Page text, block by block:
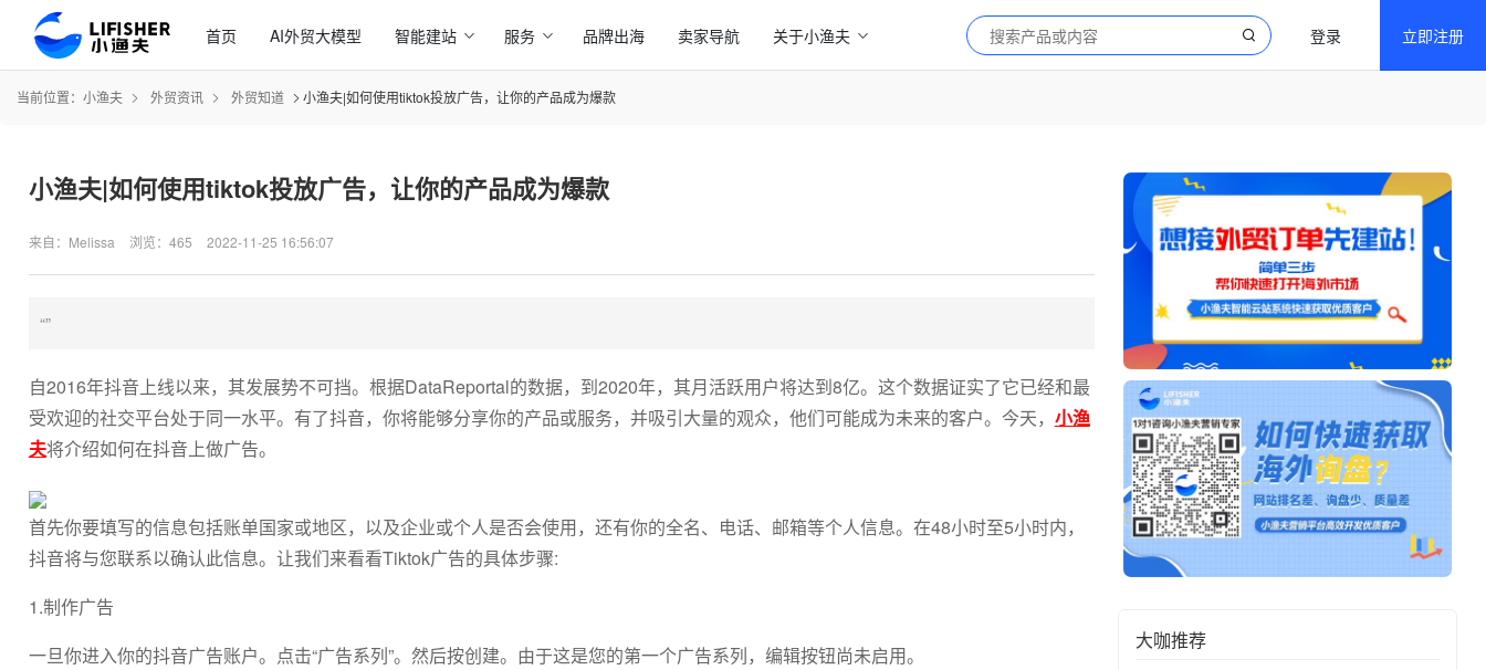
首页 AI外贸大模型 智能建站 服务 品牌出海 卖家导航 关于小渔夫 登录 立即注册
当前位置： 小渔夫 外贸资讯 外贸知道 小渔夫|如何使用tiktok投放广告，让你的产品成为爆款
小渔夫|如何使用tiktok投放广告，让你的产品成为爆款
来自：Melissa 浏览：465 2022-11-25 16:56:07
“”
自2016年抖音上线以来，其发展势不可挡。根据DataReportal的数据，到2020年，其月活跃用户将达到8亿。这个数据证实了它已经和最
受欢迎的社交平台处于同一水平。有了抖音，你将能够分享你的产品或服务，并吸引大量的观众，他们可能成为未来的客户。今天， 小渔
夫将介绍如何在抖音上做广告。
首先你要填写的信息包括账单国家或地区，以及企业或个人是否会使用，还有你的全名、电话、邮箱等个人信息。在48小时至5小时内，
抖音将与您联系以确认此信息。让我们来看看Tiktok广告的具体步骤:
1.制作广告
一旦你进入你的抖音广告账户。点击“广告系列”。然后按创建。由于这是您的第一个广告系列，编辑按钮尚未启用。
大咖推荐